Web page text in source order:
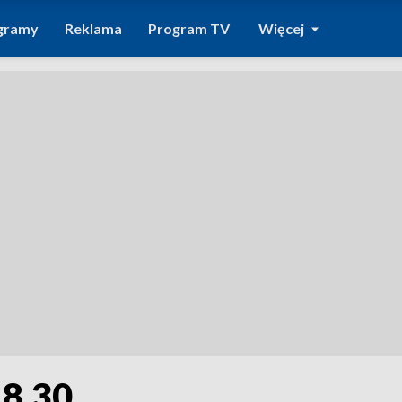
Reklama Program TV Więcej